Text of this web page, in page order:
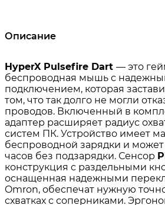
Описание